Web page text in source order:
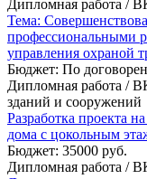
Дипломная работа /
Тема:
профессиональными
управления охраной
Бюджет: По
Дипломная работа /
зданий и сооружений
Разработка проекта
дома с цокольным
Бюджет: 35000 руб.
Дипломная работа /